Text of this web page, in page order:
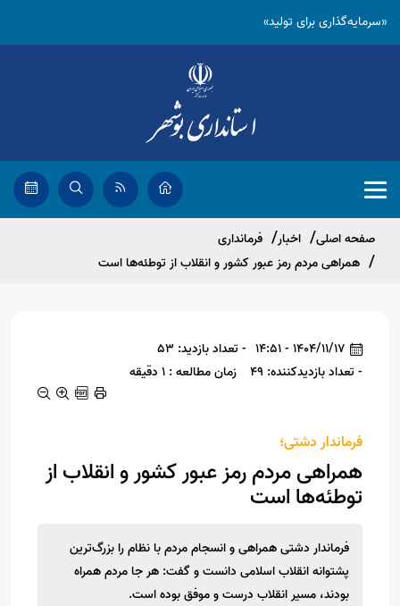
«سرمایه‌گذاری برای تولید»
صفحه اصلی اخبار
فرمانداری
همراهی مردم رمز عبور کشور و انقلاب از توطئه‌ها است
1404/11/17 - 14:51
- تعداد بازدید: 53
- تعداد بازدیدکننده: 49
زمان مطالعه : 1 دقیقه
فرماندار دشتی؛
همراهی مردم رمز عبور کشور و انقلاب از
توطئه‌ها است
فرماندار دشتی همراهی و انسجام مردم با نظام را بزرگ‌ترین
پشتوانه انقلاب اسلامی دانست و گفت: هر جا مردم همراه
بودند، مسیر انقلاب درست و موفق بوده است.